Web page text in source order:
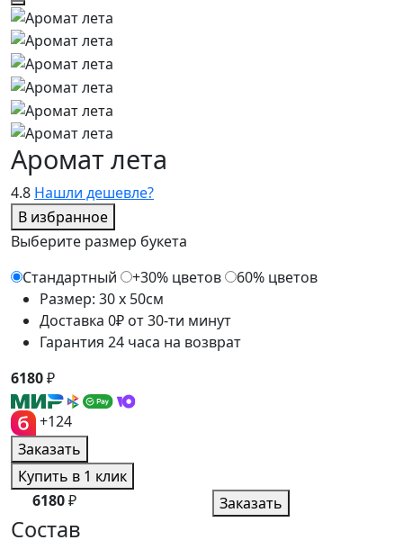
4.8 Нашли дешевле?
В избранное
Аромат лета
Выберите размер букета
Стандартный
+30% цветов
60% цветов
Размер: 30 x 50см
Доставка 0₽ от 30-ти минут
Гарантия 24 часа на возврат
6180₽
+124
Заказать
Купить в 1 клик
6180₽ Заказать
Состав